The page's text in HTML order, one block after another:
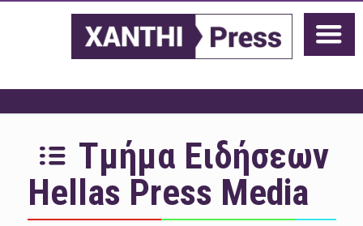
Τμήμα Ειδήσεων
Hellas Press Media